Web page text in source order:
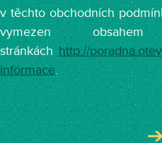
v těchto obchodních
vymezen
stránkáchhttp://
informace.